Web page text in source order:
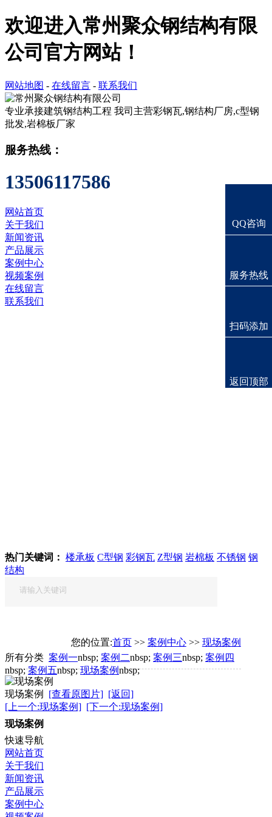
欢迎进入常州聚众钢结构有限
公司官方网站！
网站地图 - 在线留言 - 联系我们
专业承接建筑钢结构工程 我司主营彩钢瓦,钢结构厂房,c型钢
批发,岩棉板厂家
服务热线：
13506117586
网站首页
关于我们
新闻资讯
产品展示
案例中心
视频案例
在线留言
联系我们
热门关键词： 楼承板 C型钢 彩钢瓦 Z型钢 岩棉板 不锈钢 钢
结构
您的位置:首页 >> 案例中心>> 现场案例
所有分类 案例一nbsp; 案例二nbsp; 案例三nbsp; 案例四
nbsp;案例五nbsp;现场案例nbsp;
现场案例 [查看原图片]
[返回]
[上一个:现场案例]
[下一个:现场案例]
现场案例
快速导航
网站首页
关于我们
新闻资讯
产品展示
案例中心
QQ咨询
服务热线
扫码添加
返回顶部